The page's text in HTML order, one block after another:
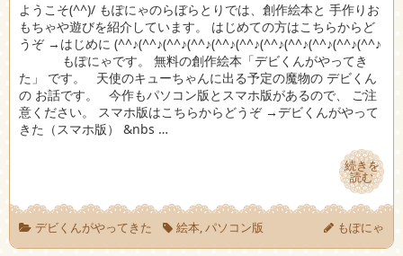
ようこそ(^^)/ もぽにゃのらぼらとりでは、創作絵本と 手作りお
もちゃや遊びを紹介しています。 はじめての方はこちらからど
うぞ →はじめに (^^♪(^^♪(^^♪(^^♪(^^♪(^^♪(^^♪(^^♪(^^♪(^^♪(^^♪
もぽにゃです。 無料の創作絵本「デビくんがやってき
た」 です。 天使のキューちゃんに出る予定の魔物の デビくん
の お話です。 今作もパソコン版とスマホ版があるので、 ご注
意ください。 スマホ版はこちらからどうぞ →デビくんがやって
きた（スマホ版） &nbs …
続きを
読む
続きを
読む
デビくんがやってきた 絵本,パソコン版 もぽにゃ